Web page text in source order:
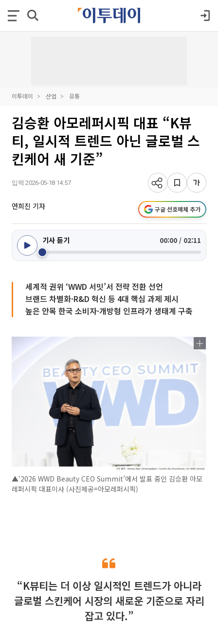
이투데이 산업 유통
김승환 아모레퍼시픽 대표 “K뷰
티, 일시적 트렌드 아닌 글로벌 스
킨케어 새 기준”
입력 2026-05-18 14:57
연희진 기자 구글 선호매체 추가
기사 듣기 00:00 / 02:11
세계적 권위 ‘WWD 서밋’서 전략 전환 선언
브랜드 차별화·R&D 혁신 등 4대 핵심 과제 제시
높은 안목 한국 소비자·개방형 인프라가 생태계 구축
▲‘2026 WWD Beauty CEO Summit’에서 발표 중인 김승환 아모
레퍼시픽 대표이사 (사진제공=아모레퍼시픽)
“K뷰티는 더 이상 일시적인 트렌드가 아니라
글로벌 스킨케어 시장의 새로운 기준으로 자리
잡고 있다.”